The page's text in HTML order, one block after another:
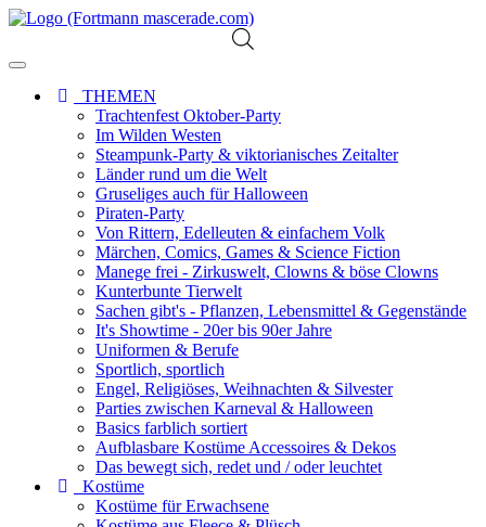
THEMEN
Trachtenfest Oktober-Party
Im Wilden Westen
Steampunk-Party & viktorianisches Zeitalter
Länder rund um die Welt
Gruseliges auch für Halloween
Piraten-Party
Von Rittern, Edelleuten & einfachem Volk
Märchen, Comics, Games & Science Fiction
Manege frei - Zirkuswelt, Clowns & böse Clowns
Kunterbunte Tierwelt
Sachen gibt's - Pflanzen, Lebensmittel & Gegenstände
It's Showtime - 20er bis 90er Jahre
Uniformen & Berufe
Sportlich, sportlich
Engel, Religiöses, Weihnachten & Silvester
Parties zwischen Karneval & Halloween
Basics farblich sortiert
Aufblasbare Kostüme Accessoires & Dekos
Das bewegt sich, redet und / oder leuchtet
Kostüme
Kostüme für Erwachsene